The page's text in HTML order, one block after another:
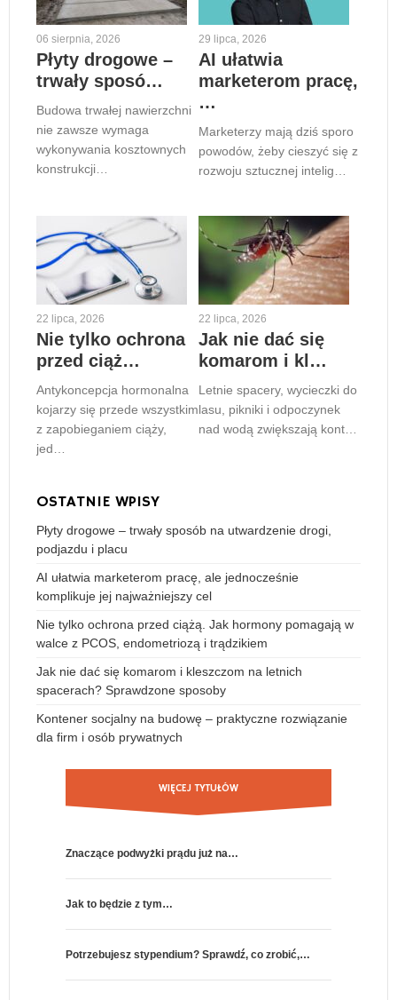
06 sierpnia, 2026
Płyty drogowe –
trwały sposó…
Budowa trwałej nawierzchni
nie zawsze wymaga
wykonywania kosztownych
konstrukcji…
29 lipca, 2026
AI ułatwia
marketerom pracę,
…
Marketerzy mają dziś sporo
powodów, żeby cieszyć się z
rozwoju sztucznej intelig…
22 lipca, 2026
Nie tylko ochrona
przed ciąż…
Antykoncepcja hormonalna
kojarzy się przede wszystkim
z zapobieganiem ciąży,
jed…
22 lipca, 2026
Jak nie dać się
komarom i kl…
Letnie spacery, wycieczki do
lasu, pikniki i odpoczynek
nad wodą zwiększają kont…
OSTATNIE WPISY
Płyty drogowe – trwały sposób na utwardzenie drogi,
podjazdu i placu
AI ułatwia marketerom pracę, ale jednocześnie
komplikuje jej najważniejszy cel
Nie tylko ochrona przed ciążą. Jak hormony pomagają w
walce z PCOS, endometriozą i trądzikiem
Jak nie dać się komarom i kleszczom na letnich
spacerach? Sprawdzone sposoby
Kontener socjalny na budowę – praktyczne rozwiązanie
dla firm i osób prywatnych
WIĘCEJ TYTUŁÓW
Znaczące podwyżki prądu już na…
Jak to będzie z tym…
Potrzebujesz stypendium? Sprawdź, co zrobić,…